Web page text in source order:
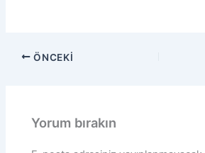
ÖNCEKI
Yorum bırakın